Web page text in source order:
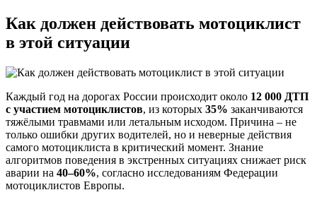
Как должен действовать мотоциклист
в этой ситуации
Каждый год на дорогах России происходит около 12 000 ДТП
с участием мотоциклистов, из которых 35% заканчиваются
тяжёлыми травмами или летальным исходом. Причина – не
только ошибки других водителей, но и неверные действия
самого мотоциклиста в критический момент. Знание
алгоритмов поведения в экстренных ситуациях снижает риск
аварии на 40–60%, согласно исследованиям Федерации
мотоциклистов Европы.